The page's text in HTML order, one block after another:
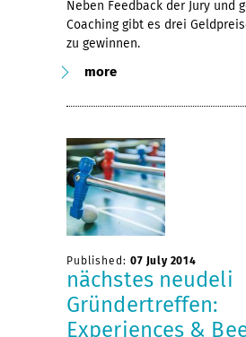
Neben Feedback der Jury und
Coaching gibt es drei
zu gewinnen.
more
Published: 07 July 2014
nächstes neudeli
Gründertreffen:
Experiences &